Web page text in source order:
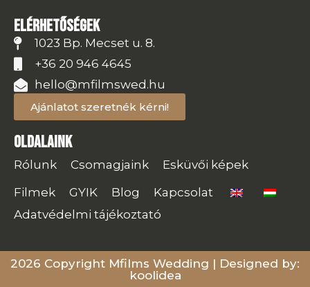
Elérhetőségek
1023 Bp. Mecset u. 8.
+36 20 946 4645
hello@mfilmswed.hu
Ajánlatot szeretnék kérni!
Oldalaink
Rólunk Csomagjaink
Esküvői képek
Filmek
GYIK Blog
Kapcsolat
Adatvédelmi tájékoztató
2026 Copyright Mfilms Wedding | Designed by:
koolidea